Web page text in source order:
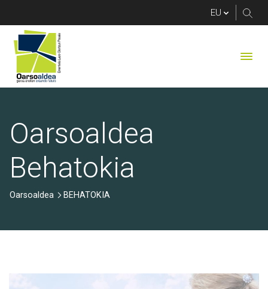
Oarsoaldea
Behatokia
Oarsoaldea BEHATOKIA